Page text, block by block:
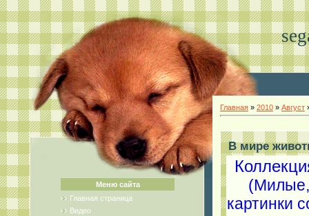
Меню сайта
Главная страница
Видео
Главная » 2010 » Август
В мире
(Милые,
картинки